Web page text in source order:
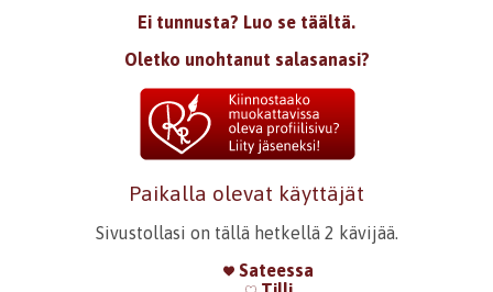
Ei tunnusta? Luo se täältä.
Oletko unohtanut salasanasi?
Paikalla olevat käyttäjät
Sivustollasi on tällä hetkellä 2 kävijää.
Sateessa